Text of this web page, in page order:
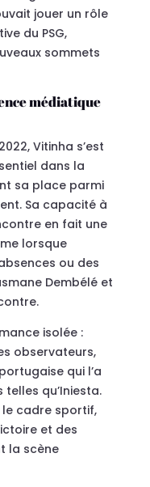
jouer un rôle
du PSG,
sommets
médiatique
Vitinha s’est
dans la
sa place parmi
Sa capacité à
en fait une
lorsque
ou des
Dembélé et
isolée :
observateurs,
qui l’a
qu’Iniesta.
le cadre sportif,
et des
la scène